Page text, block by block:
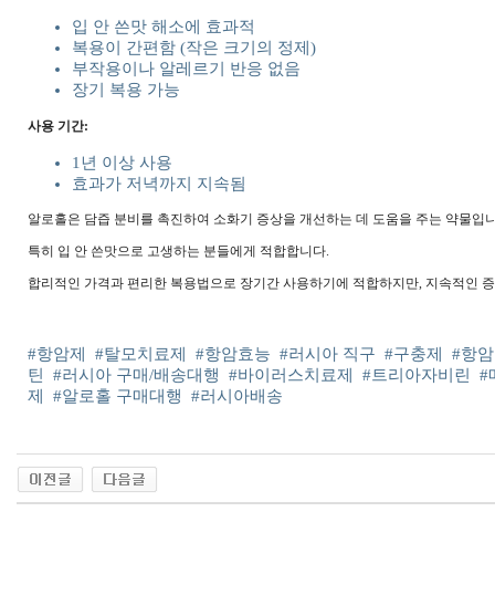
입 안 쓴맛 해소에 효과적
복용이 간편함 (작은 크기의 정제)
부작용이나 알레르기 반응 없음
장기 복용 가능
사용 기간:
1년 이상 사용
효과가 저녁까지 지속됨
알로홀은 담즙 분비를 촉진하여 소화기 증상을 개선하는 데 도움을 주는 약물입
특히 입 안 쓴맛으로 고생하는 분들에게 적합합니다.
합리적인 가격과 편리한 복용법으로 장기간 사용하기에 적합하지만, 지속적인
#항암제 #탈모치료제 #항암효능 #러시아 직구 #구충제
#항
틴
#러시아 구매/배송대행 #바이러스치료제 #트리아자비린
#
제
#알로홀 구매대행 #러시아배송